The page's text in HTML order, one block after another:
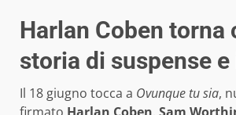
Harlan Coben torna
storia di suspense
Il 18 giugno tocca a Ovunque tu sia,